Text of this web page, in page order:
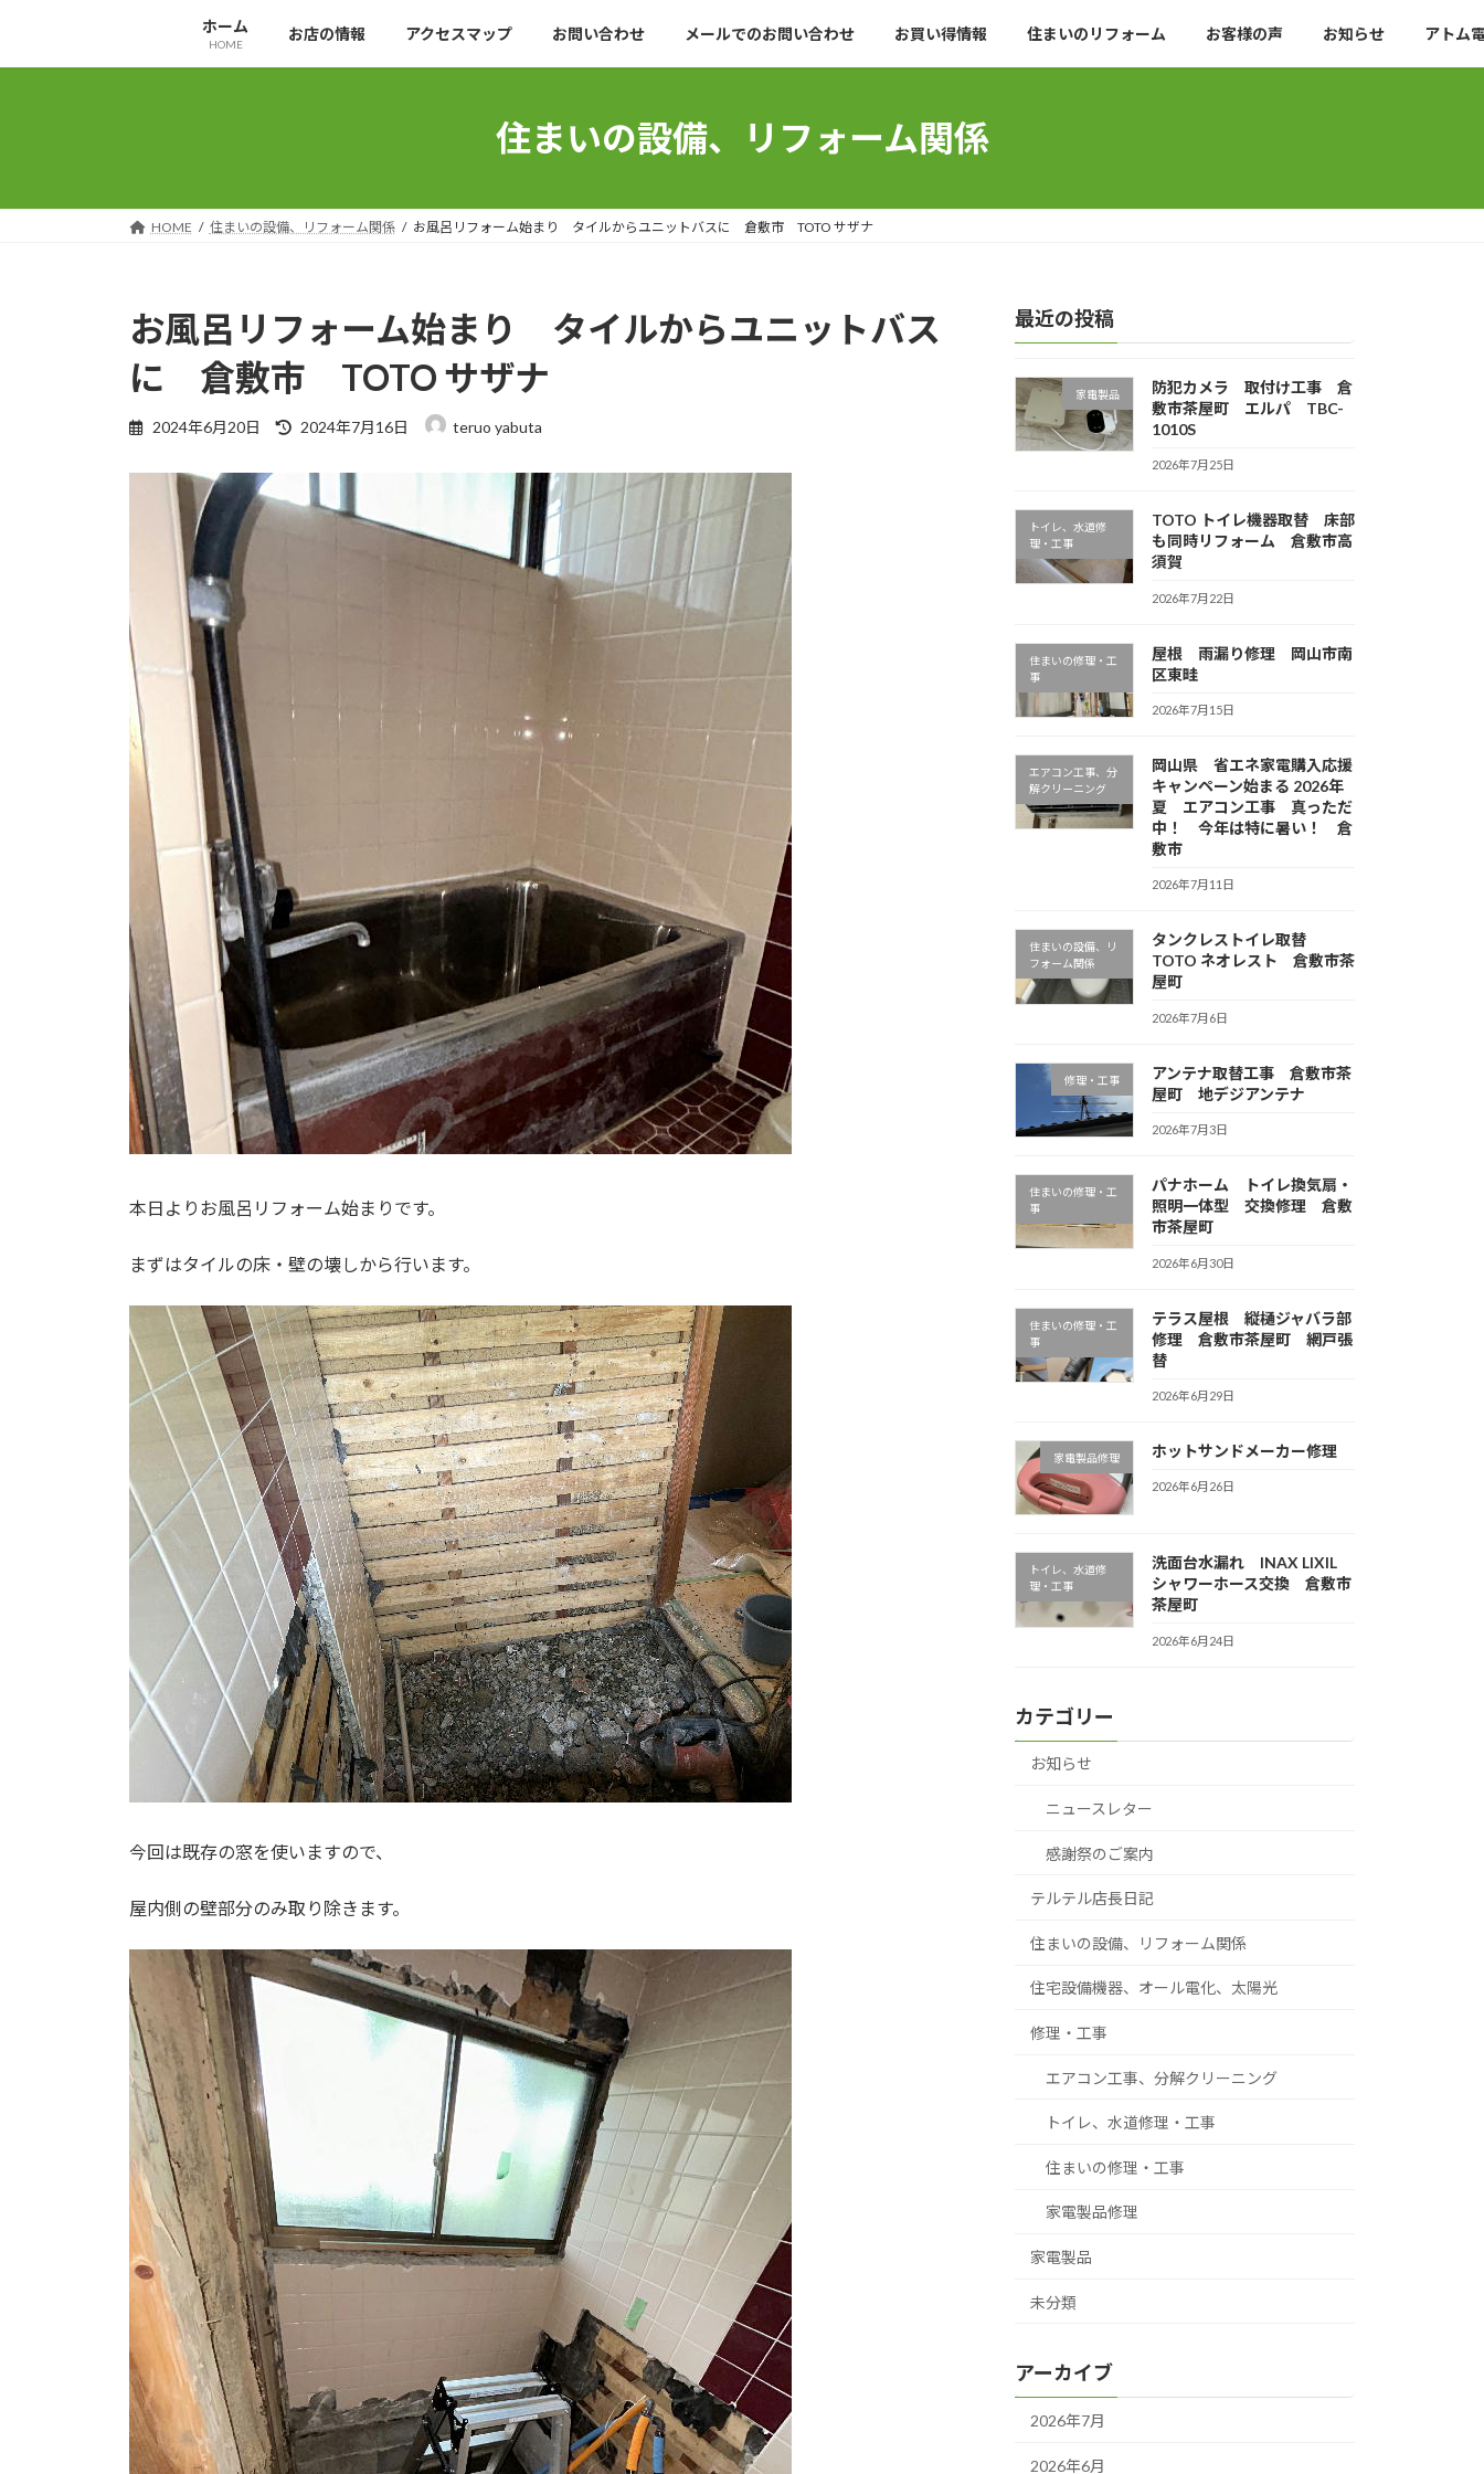
テ
ゲ
ホーム
HOME
お店の情報 アクセスマップ お問い合わせ メールでのお問い合わせ お買い得情報 住まいのリフォーム お客様の声 お知らせ アトム
住まいの設備、リフォーム関係
HOME 住まいの設備、リフォーム関係 お風呂リフォーム始まり タイルからユニットバスに 倉敷市 TOTO サザナ
お風呂リフォーム始まり タイルからユニットバス
に 倉敷市 TOTO サザナ
2024年6月20日
最
新
日
2024年7月16日 teruo yabuta
本日よりお風呂リフォーム始まりです。
まずはタイルの床・壁の壊しから行います。
今回は既存の窓を使いますので、
屋内側の壁部分のみ取り除きます。
最近の投稿
家電製品
防犯カメラ 取付け工事 倉
敷市茶屋町 エルパ TBC-
1010S
2026年7月25日
トイレ、水道修
理・工事
TOTO トイレ機器取替 床部
も同時リフォーム 倉敷市高
須賀
2026年7月22日
住まいの修理・工
事
屋根 雨漏り修理 岡山市南
区東畦
2026年7月15日
エアコン工事、分
解クリーニング
岡山県 省エネ家電購入応援
キャンペーン始まる 2026年
夏 エアコン工事 真っただ
中！ 今年は特に暑い！ 倉
敷市
2026年7月11日
住まいの設備、リ
フォーム関係
タンクレストイレ取替
TOTO ネオレスト 倉敷市茶
屋町
2026年7月6日
修理・工事
アンテナ取替工事 倉敷市茶
屋町 地デジアンテナ
2026年7月3日
住まいの修理・工
事
パナホーム トイレ換気扇・
照明一体型 交換修理 倉敷
市茶屋町
2026年6月30日
住まいの修理・工
事
テラス屋根 縦樋ジャバラ部
修理 倉敷市茶屋町 網戸張
替
2026年6月29日
家電製品修理 ホットサンドメーカー修理
2026年6月26日
トイレ、水道修
理・工事
洗面台水漏れ INAX LIXIL
シャワーホース交換 倉敷市
茶屋町
2026年6月24日
カテゴリー
お知らせ
ニュースレター
感謝祭のご案内
テルテル店長日記
住まいの設備、リフォーム関係
住宅設備機器、オール電化、太陽光
修理・工事
エアコン工事、分解クリーニング
トイレ、水道修理・工事
住まいの修理・工事
家電製品修理
家電製品
未分類
アーカイブ
2026年7月
2026年6月